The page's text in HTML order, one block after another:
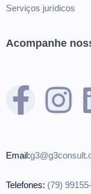
Serviços jurídicos
Acompanhe
Email:g
Telefones: (79)